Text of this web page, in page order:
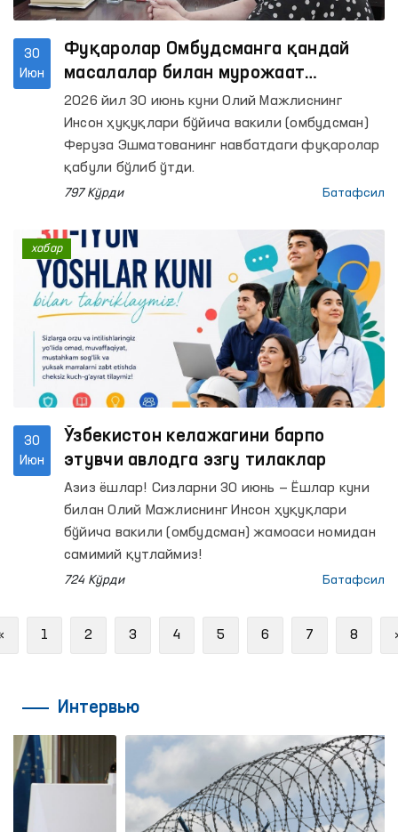
30
Июн
Фуқаролар Омбудсманга қандай
масалалар билан мурожаат
қилмоқда?
2026 йил 30 июнь куни Олий Мажлиснинг
Инсон ҳуқуқлари бўйича вакили (омбудсман)
Феруза Эшматованинг навбатдаги фуқаролар
қабули бўлиб ўтди.
797 Кўрди Батафсил
30
Июн
Ўзбекистон келажагини барпо
этувчи авлодга эзгу тилаклар
Азиз ёшлар! Сизларни 30 июнь — Ёшлар куни
билан Олий Мажлиснинг Инсон ҳуқуқлари
бўйича вакили (омбудсман) жамоаси номидан
самимий қутлаймиз!
724 Кўрди Батафсил
хабар
Previous
1 2 3 4 5 6 7 8
Интервью